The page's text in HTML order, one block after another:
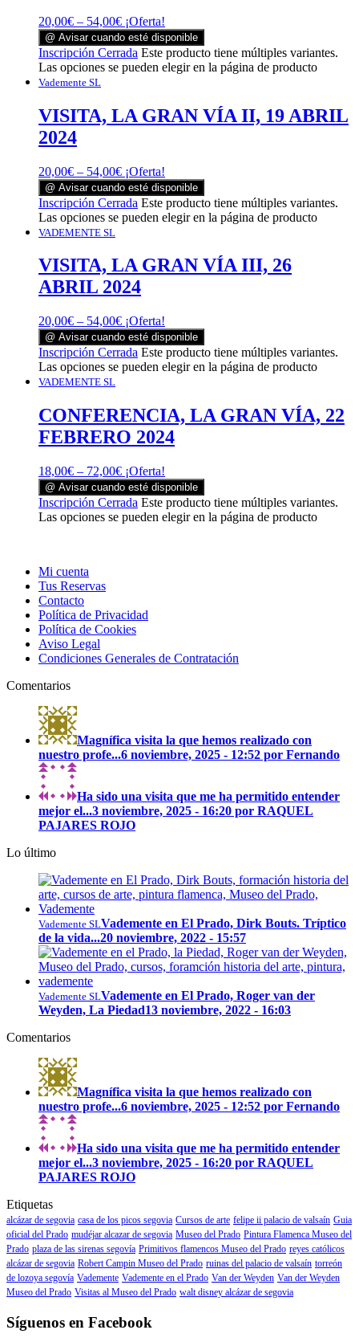
20,00€ – 54,00€ ¡Oferta!
@ Avisar cuando esté disponible
Inscripción Cerrada Este producto tiene múltiples variantes.
Las opciones se pueden elegir en la página de producto
Vademente SL
VISITA, LA GRAN VÍA II, 19 ABRIL
2024
20,00€ – 54,00€ ¡Oferta!
@ Avisar cuando esté disponible
Inscripción Cerrada Este producto tiene múltiples variantes.
Las opciones se pueden elegir en la página de producto
VADEMENTE SL
VISITA, LA GRAN VÍA III, 26
ABRIL 2024
20,00€ – 54,00€ ¡Oferta!
@ Avisar cuando esté disponible
Inscripción Cerrada Este producto tiene múltiples variantes.
Las opciones se pueden elegir en la página de producto
VADEMENTE SL
CONFERENCIA, LA GRAN VÍA, 22
FEBRERO 2024
18,00€ – 72,00€ ¡Oferta!
@ Avisar cuando esté disponible
Inscripción Cerrada Este producto tiene múltiples variantes.
Las opciones se pueden elegir en la página de producto
Mi cuenta
Tus Reservas
Contacto
Política de Privacidad
Política de Cookies
Aviso Legal
Condiciones Generales de Contratación
Comentarios
Magnífica visita la que hemos realizado con
nuestro profe...6 noviembre, 2025 - 12:52 por Fernando
Ha sido una visita que me ha permitido entender
mejor el...3 noviembre, 2025 - 16:20 por RAQUEL
PAJARES ROJO
Lo último
Vademente SLVademente en El Prado, Dirk Bouts. Tríptico
de la vida...20 noviembre, 2022 - 15:57
Vademente SLVademente en El Prado, Roger van der
Weyden, La Piedad13 noviembre, 2022 - 16:03
Comentarios
Magnífica visita la que hemos realizado con
nuestro profe...6 noviembre, 2025 - 12:52 por Fernando
Ha sido una visita que me ha permitido entender
mejor el...3 noviembre, 2025 - 16:20 por RAQUEL
PAJARES ROJO
Etiquetas
alcázar de segovia casa de los picos segovia Cursos de arte felipe ii palacio de valsaín Guia
oficial del Prado mudéjar alcazar de segovia Museo del Prado Pintura Flamenca Museo del
Prado plaza de las sirenas segovía Primitivos flamencos Museo del Prado reyes católicos
alcázar de segovia Robert Campin Museo del Prado ruinas del palacio de valsaín torreón
de lozoya segovía Vademente Vademente en el Prado Van der Weyden Van der Weyden
Museo del Prado Visitas al Museo del Prado walt disney alcázar de segovia
Síguenos en Facebook